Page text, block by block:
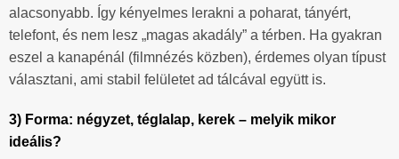
alacsonyabb. Így kényelmes lerakni a poharat, tányért,
telefont, és nem lesz „magas akadály” a térben. Ha gyakran
eszel a kanapénál (filmnézés közben), érdemes olyan típust
választani, ami stabil felületet ad tálcával együtt is.
3) Forma: négyzet, téglalap, kerek – melyik mikor
ideális?